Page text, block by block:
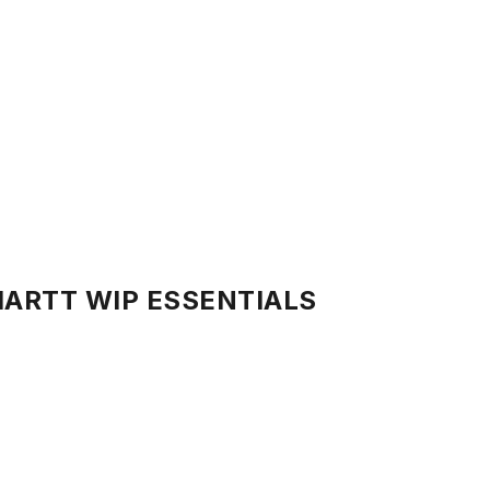
WIP ESSENTIALS